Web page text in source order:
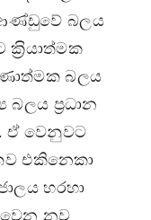
ආණ්ඩුවේ බලය
බලය
බලය ප‍්‍රධාන
ඒ වෙනුවට
එකිනෙකා
හරහා
වෙන නව